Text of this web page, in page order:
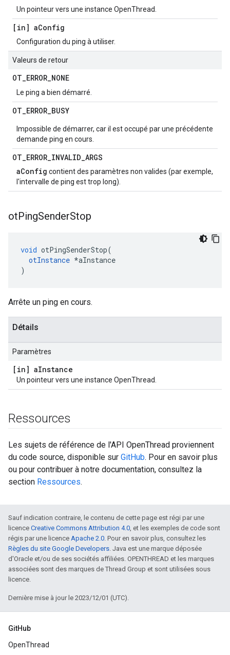
Un pointeur vers une instance OpenThread.
[in] aConfig
Configuration du ping à utiliser.
Valeurs de retour
OT_ERROR_NONE
Le ping a bien démarré.
OT_ERROR_BUSY
Impossible de démarrer, car il est occupé par une précédente
demande ping en cours.
OT_ERROR_INVALID_ARGS
aConfig contient des paramètres non valides (par exemple,
l'intervalle de ping est trop long).
otPingSenderStop
void otPingSenderStop(
otInstance *aInstance
)
Arrête un ping en cours.
Détails
Paramètres
[in] aInstance
Un pointeur vers une instance OpenThread.
Ressources
Les sujets de référence de l'API OpenThread proviennent
du code source, disponible sur GitHub. Pour en savoir plus
ou pour contribuer à notre documentation, consultez la
section Ressources.
Sauf indication contraire, le contenu de cette page est régi par une
licence Creative Commons Attribution 4.0, et les exemples de code sont
régis par une licence Apache 2.0. Pour en savoir plus, consultez les
Règles du site Google Developers. Java est une marque déposée
d'Oracle et/ou de ses sociétés affiliées. OPENTHREAD et les marques
associées sont des marques de Thread Group et sont utilisées sous
licence.
Dernière mise à jour le 2023/12/01 (UTC).
GitHub
OpenThread